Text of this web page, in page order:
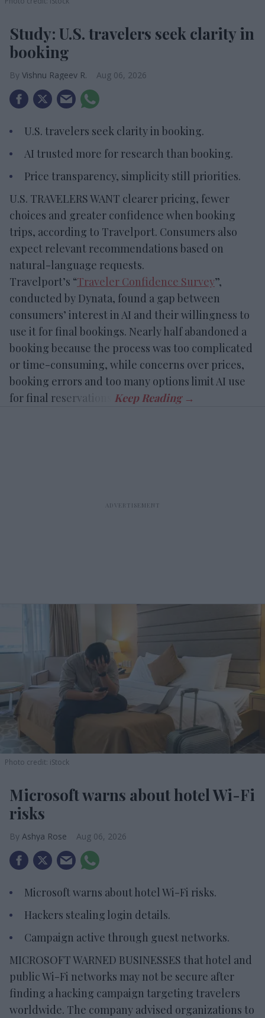
Study: U.S. travelers seek clarity in
booking
Vishnu Rageev R. Aug 06, 2026
U.S. travelers seek clarity in booking.
AI trusted more for research than booking.
Price transparency, simplicity still priorities.
U.S. TRAVELERS WANT clearer pricing, fewer
choices and greater confidence when booking
trips, according to Travelport. Consumers also
expect relevant recommendations based on
natural-language requests.
Travelport’s “Traveler Confidence Survey”,
conducted by Dynata, found a gap between
consumers’ interest in AI and their willingness to
use it for final bookings. Nearly half abandoned a
booking because the process was too complicated
or time-consuming, while concerns over prices,
booking errors and too many options limit AI use
for final reservations.
Photo credit: iStock
Microsoft warns about hotel Wi-Fi
risks
Ashya Rose Aug 06, 2026
Microsoft warns about hotel Wi-Fi risks.
Hackers stealing login details.
Campaign active through guest networks.
MICROSOFT WARNED BUSINESSES that hotel and
public Wi-Fi networks may not be secure after
finding a hacking campaign targeting travelers
worldwide. The company advised organizations to